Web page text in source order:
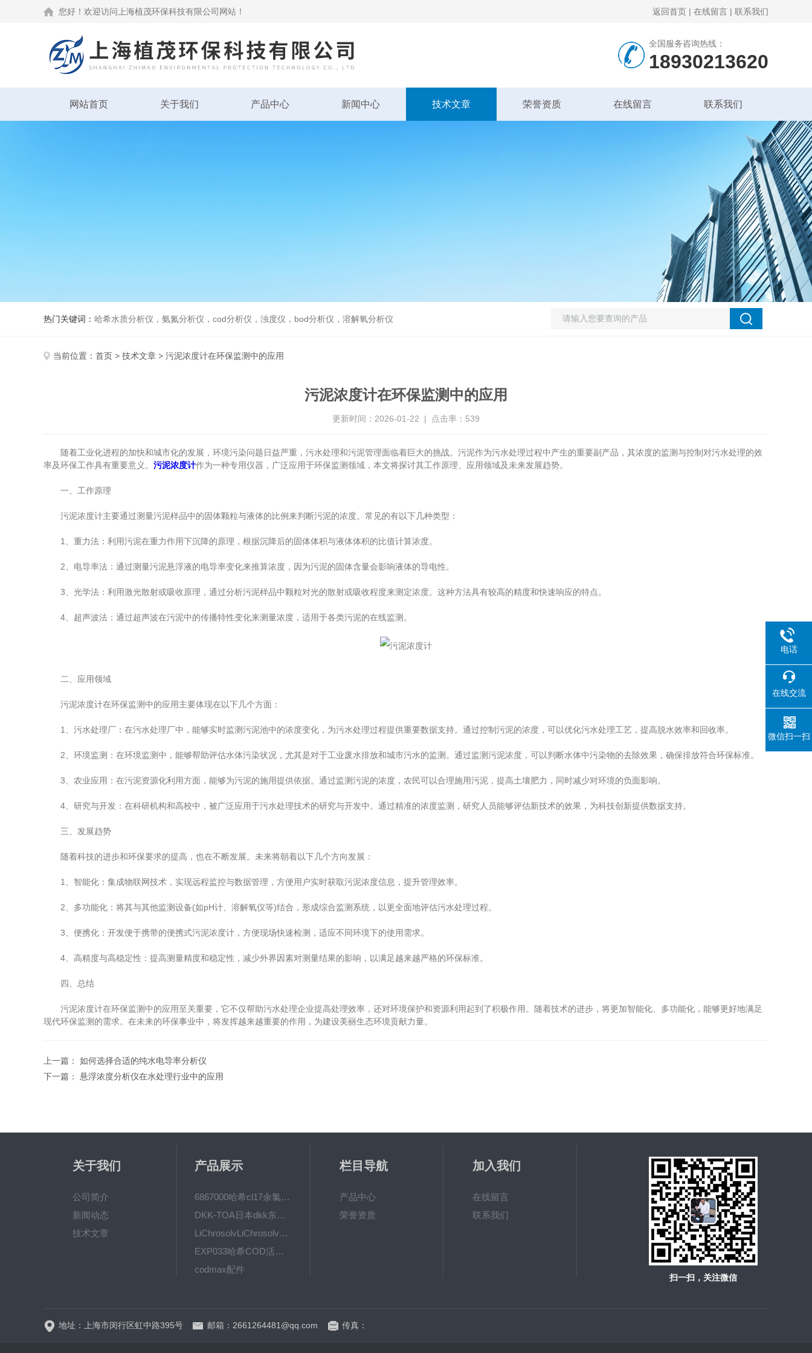
您好！欢迎访问上海植茂环保科技有限公司网站！ 返回首页 | 在线留言 | 联系我们
全国服务咨询热线：
18930213620
网站首页 关于我们 产品中心 新闻中心 技术文章 荣誉资质 在线留言 联系我们
热门关键词： 哈希水质分析仪，氨氮分析仪，cod分析仪，浊度仪，bod分析仪，溶解氧分析仪
当前位置： 首页 > 技术文章 > 污泥浓度计在环保监测中的应用
污泥浓度计在环保监测中的应用
更新时间：2026-01-22 | 点击率：539
随着工业化进程的加快和城市化的发展，环境污染问题日益严重，污水处理和污泥管理面临着巨大的挑战。污泥作为污水处理过程中产生的重要副产品，其浓度的监测与控制对污水处理的效
率及环保工作具有重要意义。 污泥浓度计作为一种专用仪器，广泛应用于环保监测领域，本文将探讨其工作原理、应用领域及未来发展趋势。
一、工作原理
污泥浓度计主要通过测量污泥样品中的固体颗粒与液体的比例来判断污泥的浓度。常见的有以下几种类型：
1、重力法：利用污泥在重力作用下沉降的原理，根据沉降后的固体体积与液体体积的比值计算浓度。
2、电导率法：通过测量污泥悬浮液的电导率变化来推算浓度，因为污泥的固体含量会影响液体的导电性。
3、光学法：利用激光散射或吸收原理，通过分析污泥样品中颗粒对光的散射或吸收程度来测定浓度。这种方法具有较高的精度和快速响应的特点。
4、超声波法：通过超声波在污泥中的传播特性变化来测量浓度，适用于各类污泥的在线监测。
二、应用领域
污泥浓度计在环保监测中的应用主要体现在以下几个方面：
1、污水处理厂：在污水处理厂中，能够实时监测污泥池中的浓度变化，为污水处理过程提供重要数据支持。通过控制污泥的浓度，可以优化污水处理工艺，提高脱水效率和回收率。
2、环境监测：在环境监测中，能够帮助评估水体污染状况，尤其是对于工业废水排放和城市污水的监测。通过监测污泥浓度，可以判断水体中污染物的去除效果，确保排放符合环保标准。
3、农业应用：在污泥资源化利用方面，能够为污泥的施用提供依据。通过监测污泥的浓度，农民可以合理施用污泥，提高土壤肥力，同时减少对环境的负面影响。
4、研究与开发：在科研机构和高校中，被广泛应用于污水处理技术的研究与开发中。通过精准的浓度监测，研究人员能够评估新技术的效果，为科技创新提供数据支持。
三、发展趋势
随着科技的进步和环保要求的提高，也在不断发展。未来将朝着以下几个方向发展：
1、智能化：集成物联网技术，实现远程监控与数据管理，方便用户实时获取污泥浓度信息，提升管理效率。
2、多功能化：将其与其他监测设备(如pH计、溶解氧仪等)结合，形成综合监测系统，以更全面地评估污水处理过程。
3、便携化：开发便于携带的便携式污泥浓度计，方便现场快速检测，适应不同环境下的使用需求。
4、高精度与高稳定性：提高测量精度和稳定性，减少外界因素对测量结果的影响，以满足越来越严格的环保标准。
四、总结
污泥浓度计在环保监测中的应用至关重要，它不仅帮助污水处理企业提高处理效率，还对环境保护和资源利用起到了积极作用。随着技术的进步，将更加智能化、多功能化，能够更好地满足
现代环保监测的需求。在未来的环保事业中，将发挥越来越重要的作用，为建设美丽生态环境贡献力量。
上一篇： 如何选择合适的纯水电导率分析仪
下一篇： 悬浮浓度分析仪在水处理行业中的应用
关于我们
公司简介
新闻动态
技术文章
产品展示
6867000哈希cl17余氯分析仪色度计模块、哈希cl17比色池现货
DKK-TOA日本dkk东亚电波水质仪器电极耗材
LiChrosolvLiChrosolv®HPLC色谱纯溶剂
EXP033哈希COD活塞泵价格 EXP033
codmax配件
栏目导航
产品中心
荣誉资质
加入我们
在线留言
联系我们
扫一扫，关注微信
地址：上海市闵行区虹中路395号 邮箱：2661264481@qq.com 传真：
电话
在线交流
微信扫一扫